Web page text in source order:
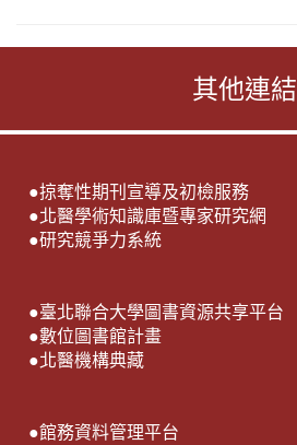
其他連結
●掠奪性期刊宣導及初檢服務
●北醫學術知識庫暨專家研究網
●研究競爭力系統
●臺北聯合大學圖書資源共享平台
●數位圖書館計畫
●北醫機構典藏
●館務資料管理平台